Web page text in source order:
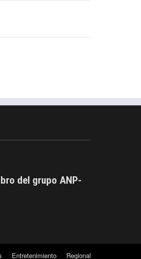
del grupo ANP-
Entretenimiento Regional